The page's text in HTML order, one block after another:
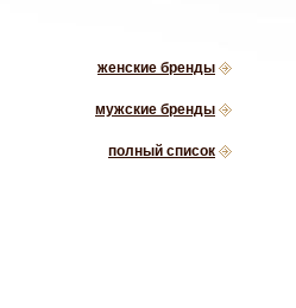
женские бренды
мужские бренды
полный список